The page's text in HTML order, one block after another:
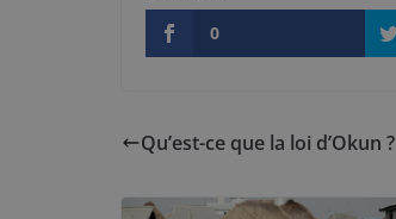
0
Qu’est-ce que la loi d’Okun ?